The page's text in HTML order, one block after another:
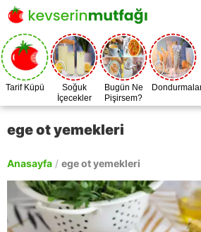
Tarif Küpü
Soğuk
İçecekler
Bugün Ne
Pişirsem?
ege ot yemekleri
Anasayfa / ege ot yemekleri